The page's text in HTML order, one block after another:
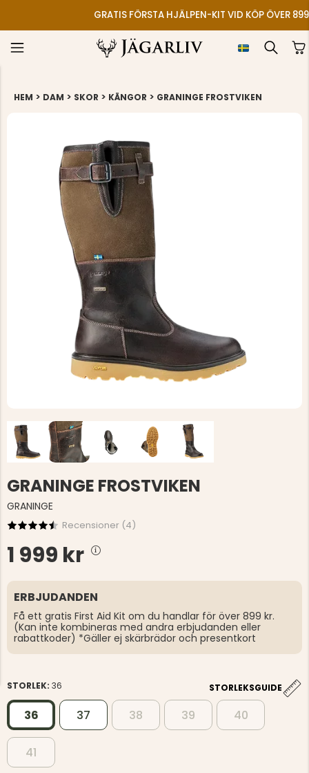
GRATIS FÖRSTA HJÄLPEN-KIT VID KÖP ÖVER
HEM > DAM > SKOR > KÄNGOR > GRANINGE FROSTVIKEN
GRANINGE FROSTVIKEN
GRANINGE
Recensioner (4)
1 999 kr
ERBJUDANDEN
Få ett gratis First Aid Kit om du handlar för över 899 kr.
(Kan inte kombineras med andra erbjudanden eller
rabattkoder) *Gäller ej skärbrädor och presentkort
STORLEK: 36 STORLEKSGUIDE
36 37 38 39 40
41